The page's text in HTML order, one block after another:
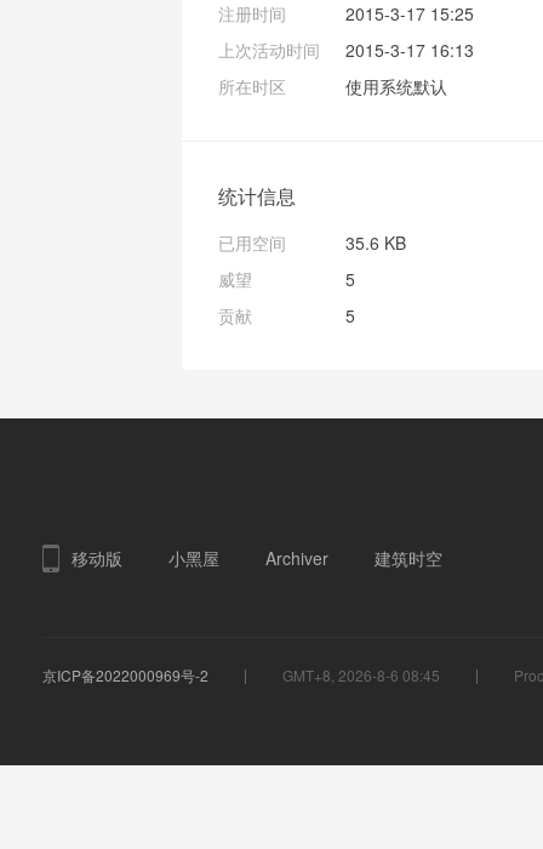
注册时间
2015-3-17 15:25
上次活动时间
2015-3-17 16:13
所在时区
使用系统默认
统计信息
已用空间
35.6 KB
威望
5
贡献
5
移动版 小黑屋 Archiver 建筑时空
京ICP备2022000969号-2 GMT+8, 2026-8-6 08:45